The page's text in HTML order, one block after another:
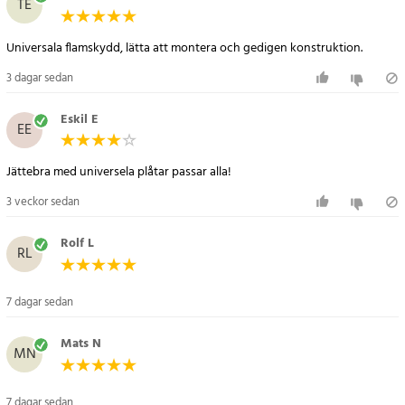
- Bredd: 9,5 cm
montering)
- Förpackningsmått: 325 × 110 × 53 mm
Artikelnummer : 122499
TE
Universala flamskydd, lätta att montera och gedigen konstruktion.
3 dagar sedan
EE Eskil E
Jättebra med universela plåtar passar alla!
3 veckor sedan
RL Rolf L
7 dagar sedan
MN Mats N